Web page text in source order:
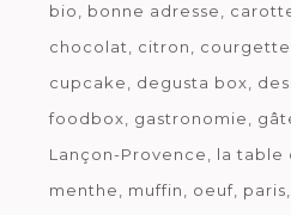
bio
bonne adresse
chocolat
citron courgette
cupcake
degusta box
foodbox
gastronomie
Lançon-Provence
la table
menthe
muffin oeuf paris